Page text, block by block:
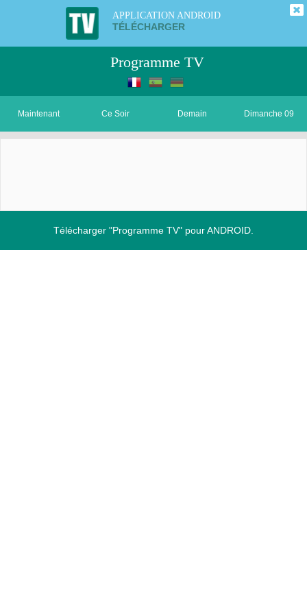
APPLICATION ANDROID
TÉLÉCHARGER
Programme TV
Maintenant Ce Soir Demain Dimanche 09
Télécharger "Programme TV" pour ANDROID.